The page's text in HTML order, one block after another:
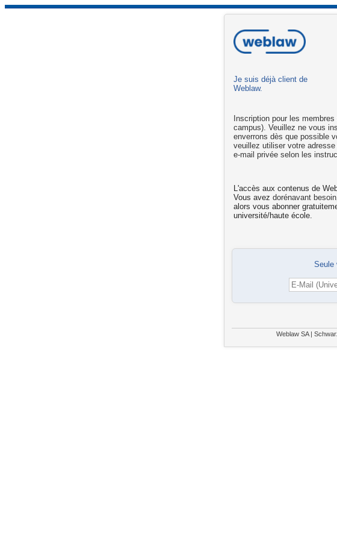
Je suis déjà client de
Weblaw.
Inscription pour les
campus). Veuillez ne vous
enverrons dès que possible
veuillez utiliser votre
e-mail privée selon les
L'accès aux contenus de
Vous avez dorénavant
alors vous abonner
université/haute école.
Seule
Weblaw SA |